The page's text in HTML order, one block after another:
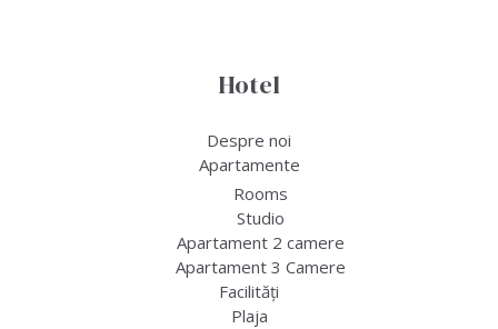
Hotel
Despre noi
Apartamente
Rooms
Studio
Apartament 2 camere
Apartament 3 Camere
Facilități
Plaja